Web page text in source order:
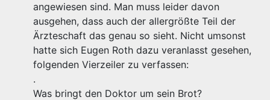
angewiesen sind. Man muss leider davon
ausgehen, dass auch der allergrößte Teil der
Ärzteschaft das genau so sieht. Nicht umsonst
hatte sich Eugen Roth dazu veranlasst gesehen,
folgenden Vierzeiler zu verfassen:
.
Was bringt den Doktor um sein Brot?